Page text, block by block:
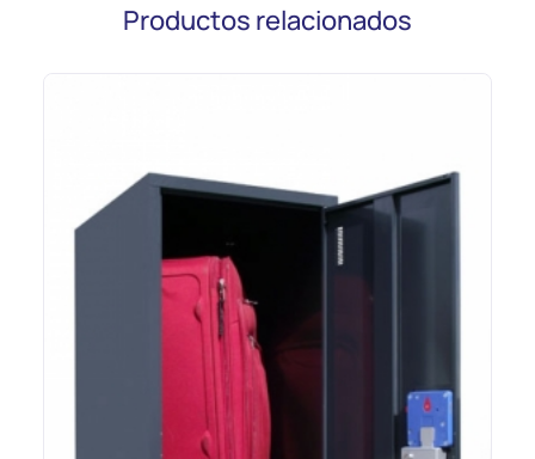
Productos relacionados